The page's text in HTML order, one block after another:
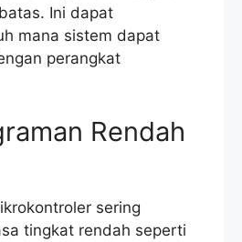
Ini dapat
mana sistem dapat
perangkat
Rendah
sering
tingkat rendah seperti